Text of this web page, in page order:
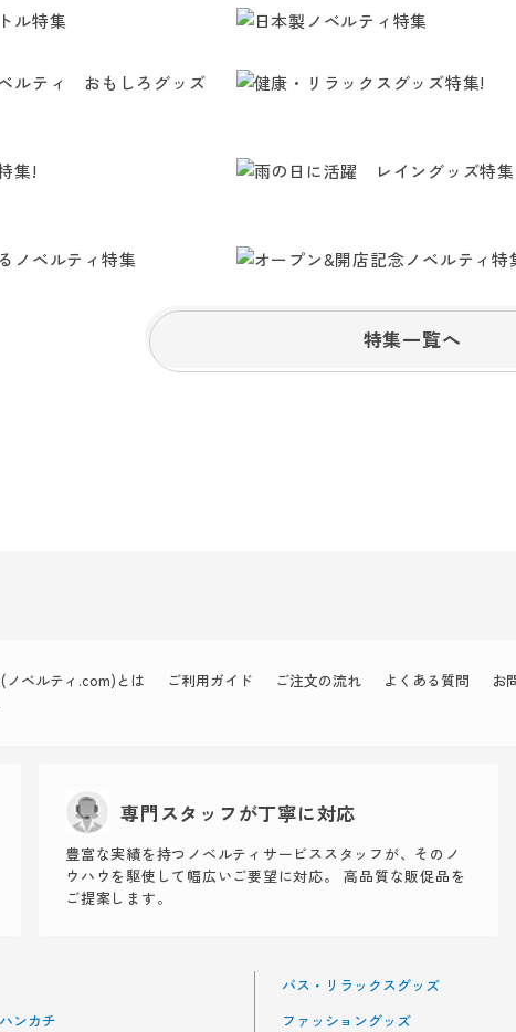
特集一覧へ
ノベルティ.com)とは ご利用ガイド ご注文の流れ よくある質問 お
専門スタッフが丁寧に対応
豊富な実績を持つノベルティサービススタッフが、そのノ
ウハウを駆使して幅広いご要望に対応。 高品質な販促品を
ご提案します。
ンカチ
バス・リラックスグッズ
ファッショングッズ